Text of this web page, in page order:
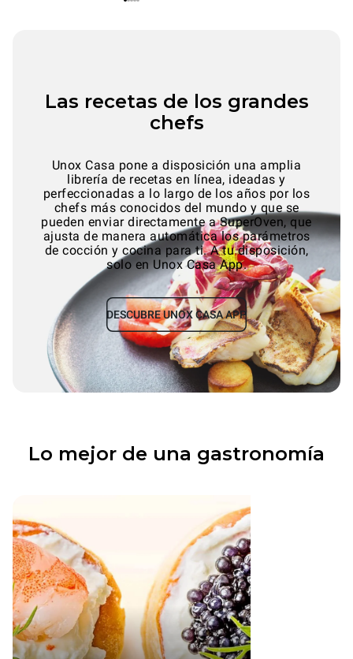
Las recetas de los grandes
chefs
Unox Casa pone a disposición una amplia
librería de recetas en línea, ideadas y
perfeccionadas a lo largo de los años por los
chefs más conocidos del mundo y que se
pueden enviar directamente a SuperOven, que
ajusta de manera automática los parámetros
de cocción y cocina para ti. A tu disposición,
solo en Unox Casa App.
DESCUBRE UNOX CASA APP
Lo mejor de una gastronomía